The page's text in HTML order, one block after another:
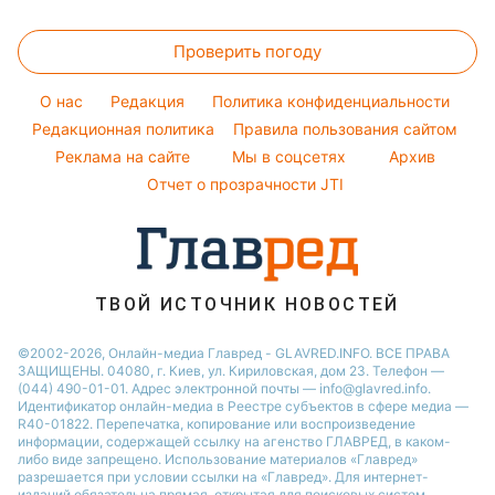
Женские стрижки
Ольга Сумская
Филипп Киркоров
Елена Зеленская
Ани Лорак
Кейт Миддлтон
Максим Галкин
Настя Каменских
Все о сале
Комнатные растения
Уборка
Авто
Денежная помощь
Тарифы
Курс валют
Проверить погоду
O нас Редакция
Политика конфиденциальности
Редакционная политика
Правила пользования сайтом
Реклама на сайте
Мы в соцсетях
Архив
Отчет о прозрачности JTI
ТВОЙ ИСТОЧНИК НОВОСТЕЙ
©2002-2026, Онлайн-медиа Главред - GLAVRED.INFO. ВСЕ ПРАВА
ЗАЩИЩЕНЫ. 04080, г. Киев, ул. Кириловская, дом 23. Телефон —
(044) 490-01-01. Адрес электронной почты — info@glavred.info.
Идентификатор онлайн-медиа в Реестре cубъектов в сфере медиа —
R40-01822. Перепечатка, копирование или воспроизведение
информации, содержащей ссылку на агенство ГЛАВРЕД, в каком-
либо виде запрещено. Использование материалов «Главред»
разрешается при условии ссылки на «Главред». Для интернет-